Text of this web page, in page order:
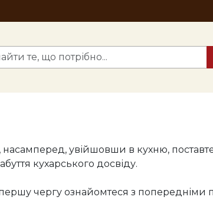
увійшовши в кухню,
кухарського досвіду.
чергу ознайомтеся з попередніми